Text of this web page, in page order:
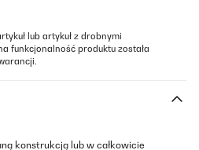
lub artykuł z drobnymi
funkcjonalność produktu została
konstrukcją lub w całkowicie